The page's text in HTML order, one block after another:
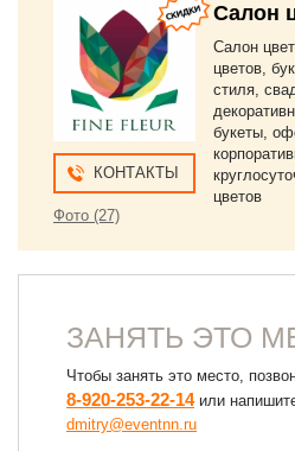
КОНТАКТЫ
Фото (27)
Салон
Салон
цветов,
стиля,
букеты,
цветов
ЗАНЯТЬ ЭТО
Чтобы занять это место,
8-920-253-22-14или
dmitry@eventnn.ru